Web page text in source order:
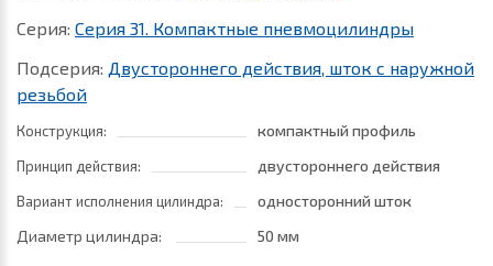
Серия: Серия 31. Компактные пневмоцилиндры
Подсерия: Двустороннего действия, шток с наружной
резьбой
Конструкция: компактный профиль
Принцип действия: двустороннего действия
Вариант исполнения цилиндра:
односторонний шток
Диаметр цилиндра:
50 мм